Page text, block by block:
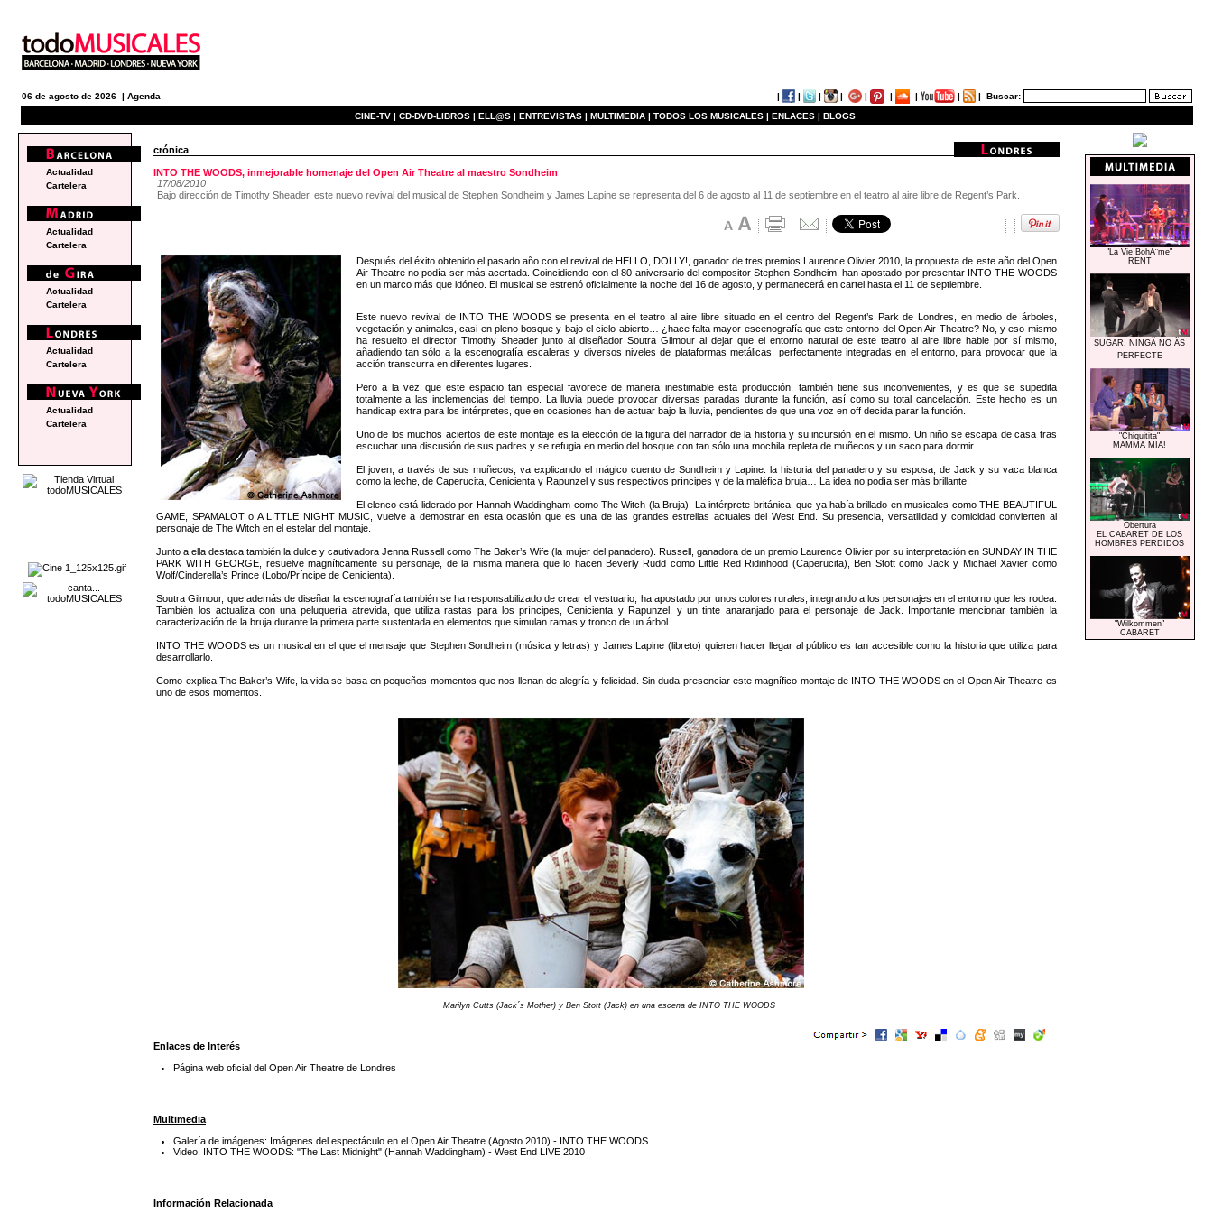
06 de agosto de 2026 | Agenda | | | | | | | | | Buscar:
CINE-TV | CD-DVD-LIBROS | ELL@S | ENTREVISTAS | MULTIMEDIA | TODOS LOS MUSICALES | ENLACES | BLOGS
crónica
INTO THE WOODS, inmejorable homenaje del Open Air Theatre al maestro Sondheim
17/08/2010
Bajo dirección de Timothy Sheader, este nuevo revival del musical de Stephen Sondheim y James Lapine se representa del 6 de agosto al 11 de septiembre en el teatro al aire libre de Regent’s Park.
Después del éxito obtenido el pasado año con el revival de HELLO, DOLLY!, ganador de tres premios Laurence Olivier 2010, la propuesta de este año del Open
Air Theatre no podía ser más acertada. Coincidiendo con el 80 aniversario del compositor Stephen Sondheim, han apostado por presentar INTO THE WOODS
en un marco más que idóneo. El musical se estrenó oficialmente la noche del 16 de agosto, y permanecerá en cartel hasta el 11 de septiembre.
Este nuevo revival de INTO THE WOODS se presenta en el teatro al aire libre situado en el centro del Regent’s Park de Londres, en medio de árboles,
vegetación y animales, casi en pleno bosque y bajo el cielo abierto… ¿hace falta mayor escenografía que este entorno del Open Air Theatre? No, y eso mismo
ha resuelto el director Timothy Sheader junto al diseñador Soutra Gilmour al dejar que el entorno natural de este teatro al aire libre hable por sí mismo,
añadiendo tan sólo a la escenografía escaleras y diversos niveles de plataformas metálicas, perfectamente integradas en el entorno, para provocar que la
acción transcurra en diferentes lugares.
Pero a la vez que este espacio tan especial favorece de manera inestimable esta producción, también tiene sus inconvenientes, y es que se supedita
totalmente a las inclemencias del tiempo. La lluvia puede provocar diversas paradas durante la función, así como su total cancelación. Este hecho es un
handicap extra para los intérpretes, que en ocasiones han de actuar bajo la lluvia, pendientes de que una voz en off decida parar la función.
Uno de los muchos aciertos de este montaje es la elección de la figura del narrador de la historia y su incursión en el mismo. Un niño se escapa de casa tras
escuchar una discusión de sus padres y se refugia en medio del bosque con tan sólo una mochila repleta de muñecos y un saco para dormir.
El joven, a través de sus muñecos, va explicando el mágico cuento de Sondheim y Lapine: la historia del panadero y su esposa, de Jack y su vaca blanca
como la leche, de Caperucita, Cenicienta y Rapunzel y sus respectivos príncipes y de la maléfica bruja… La idea no podía ser más brillante.
El elenco está liderado por Hannah Waddingham como The Witch (la Bruja). La intérprete británica, que ya había brillado en musicales como THE BEAUTIFUL
GAME, SPAMALOT o A LITTLE NIGHT MUSIC, vuelve a demostrar en esta ocasión que es una de las grandes estrellas actuales del West End. Su presencia, versatilidad y comicidad convierten al
personaje de The Witch en el estelar del montaje.
Junto a ella destaca también la dulce y cautivadora Jenna Russell como The Baker’s Wife (la mujer del panadero). Russell, ganadora de un premio Laurence Olivier por su interpretación en SUNDAY IN THE
PARK WITH GEORGE, resuelve magníficamente su personaje, de la misma manera que lo hacen Beverly Rudd como Little Red Ridinhood (Caperucita), Ben Stott como Jack y Michael Xavier como
Wolf/Cinderella’s Prince (Lobo/Príncipe de Cenicienta).
Soutra Gilmour, que además de diseñar la escenografía también se ha responsabilizado de crear el vestuario, ha apostado por unos colores rurales, integrando a los personajes en el entorno que les rodea.
También los actualiza con una peluquería atrevida, que utiliza rastas para los príncipes, Cenicienta y Rapunzel, y un tinte anaranjado para el personaje de Jack. Importante mencionar también la
caracterización de la bruja durante la primera parte sustentada en elementos que simulan ramas y tronco de un árbol.
INTO THE WOODS es un musical en el que el mensaje que Stephen Sondheim (música y letras) y James Lapine (libreto) quieren hacer llegar al público es tan accesible como la historia que utiliza para
desarrollarlo.
Como explica The Baker’s Wife, la vida se basa en pequeños momentos que nos llenan de alegría y felicidad. Sin duda presenciar este magnífico montaje de INTO THE WOODS en el Open Air Theatre es
uno de esos momentos.
Marilyn Cutts (Jack´s Mother) y Ben Stott (Jack) en una escena de INTO THE WOODS
Enlaces de Interés
Página web oficial del Open Air Theatre de Londres
Multimedia
Galería de imágenes: Imágenes del espectáculo en el Open Air Theatre (Agosto 2010) - INTO THE WOODS
Video: INTO THE WOODS: "The Last Midnight" (Hannah Waddingham) - West End LIVE 2010
Información Relacionada
Actualidad
Cartelera
Actualidad
Cartelera
Actualidad
Cartelera
Actualidad
Cartelera
Actualidad
Cartelera
"La Vie BohÃ¨me"
RENT
SUGAR, NINGÃ NO ÃS
PERFECTE
"Chiquitita"
MAMMA MIA!
Obertura
EL CABARET DE LOS
HOMBRES PERDIDOS
"Wilkommen"
CABARET